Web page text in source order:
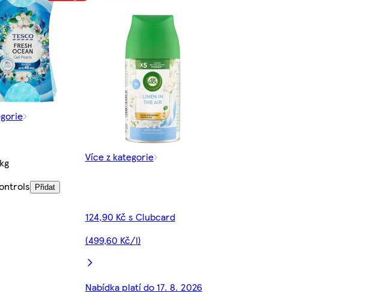
Přidat
Více z kategorie
124,90 Kč s Clubcard
(499,60 Kč/l)
Nabídka platí do 17. 8. 2026